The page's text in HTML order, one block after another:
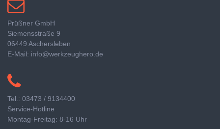
Prüßner GmbH
Siemensstraße 9
06449 Aschersleben
E-Mail: info@werkzeughero.de
Tel.: 03473 / 9134400
Service-Hotline
Montag-Freitag: 8-16 Uhr